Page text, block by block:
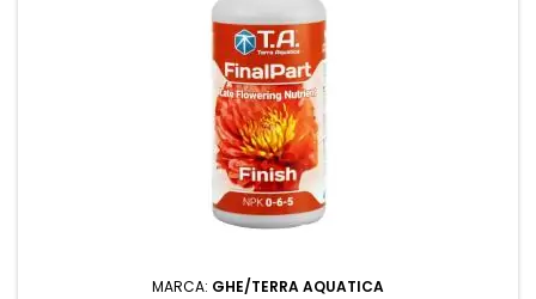
MARCA: GHE/TERRA AQUATICA